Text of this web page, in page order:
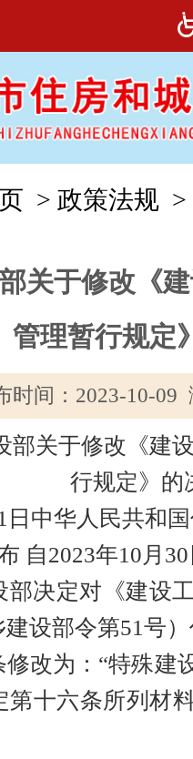
> 政策法规 >
关于修改《
管理暂行规定
时间：2023-10-09
部关于修改《建
行规定》的
日中华人民共和
自2023年10月
部决定对《建设
设部令第51号
改为：“特殊建
第十六条所列材